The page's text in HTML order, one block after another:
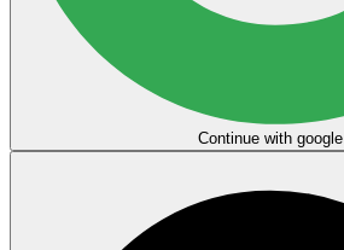
Continue with google